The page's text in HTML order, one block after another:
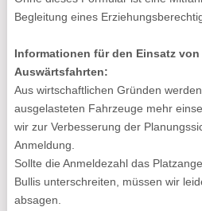
Begleitung eines
Informationen für den Einsatz von
Auswärtsfahrten:
Aus wirtschaftlichen Gründen
ausgelasteten Fahrzeuge mehr
wir zur Verbesserung der
Anmeldung.
Sollte die Anmeldezahl das
Bullis unterschreiten, müssen wir
absagen.